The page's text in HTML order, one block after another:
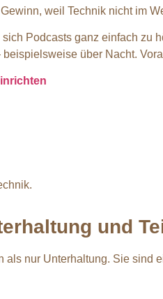
weil Technik nicht im
Podcasts ganz einfach
über Nacht.
und
nur Unterhaltung. Sie sind